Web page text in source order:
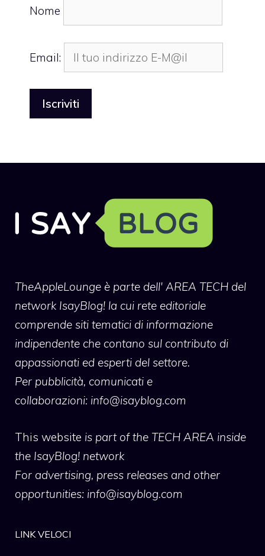
Nome
Email:
TheAppleLounge è parte dell' AREA TECH del
network IsayBlog! la cui rete editoriale
comprende siti tematici di informazione
indipendente che contano sul contributo di
appassionati ed esperti del settore.
Per pubblicità, comunicati e
collaborazioni: info@isayblog.com
This website is part of the TECH AREA inside
the IsayBlog! network
For advertising, press releases and other
opportunities: info@isayblog.com
LINK VELOCI